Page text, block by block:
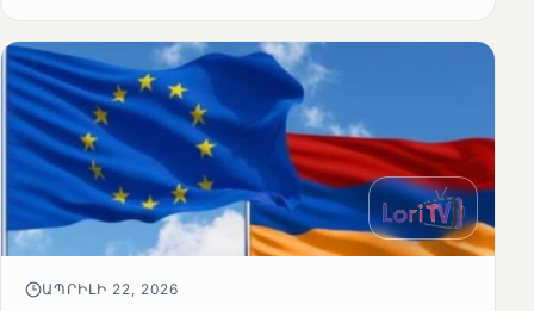
ԱՊՐԻԼԻ 22, 2026